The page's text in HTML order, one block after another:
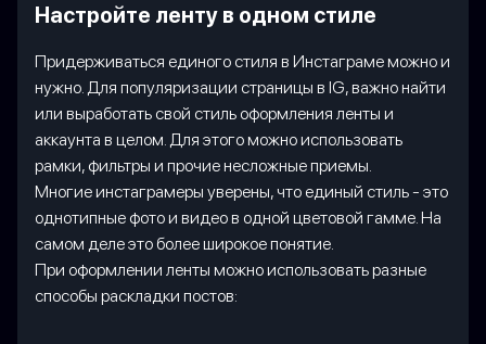
Настройте ленту в одном стиле
Придерживаться единого стиля в Инстаграме можно и
нужно. Для популяризации страницы в IG, важно найти
или выработать свой стиль оформления ленты и
аккаунта в целом. Для этого можно использовать
рамки, фильтры и прочие несложные приемы.
Многие инстаграмеры уверены, что единый стиль - это
однотипные фото и видео в одной цветовой гамме. На
самом деле это более широкое понятие.
При оформлении ленты можно использовать разные
способы раскладки постов: